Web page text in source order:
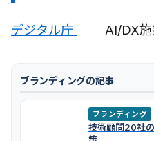
デジタル庁 ── AI/DX施
ブランディングの記事
ブランディング
技術顧問20社